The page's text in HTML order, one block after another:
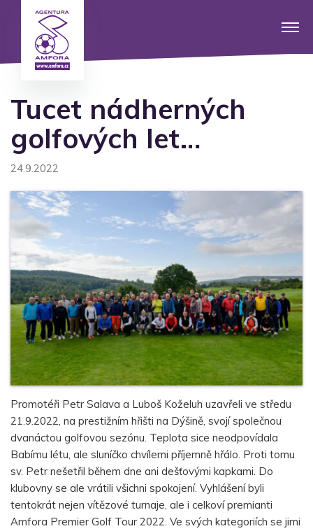
Tucet nádherných
golfových let…
24.9.2022
Promotéři Petr Salava a Luboš Koželuh uzavřeli ve středu
21.9.2022, na prestižním hřišti na Dýšině, svojí společnou
dvanáctou golfovou sezónu. Teplota sice neodpovídala
Babímu létu, ale sluníčko chvílemi příjemně hřálo. Proti tomu
sv. Petr nešetřil během dne ani dešťovými kapkami. Do
klubovny se ale vrátili všichni spokojení. Vyhlášení byli
tentokrát nejen vítězové turnaje, ale i celkoví premianti
Amfora Premier Golf Tour 2022. Ve svých kategoriích se jimi